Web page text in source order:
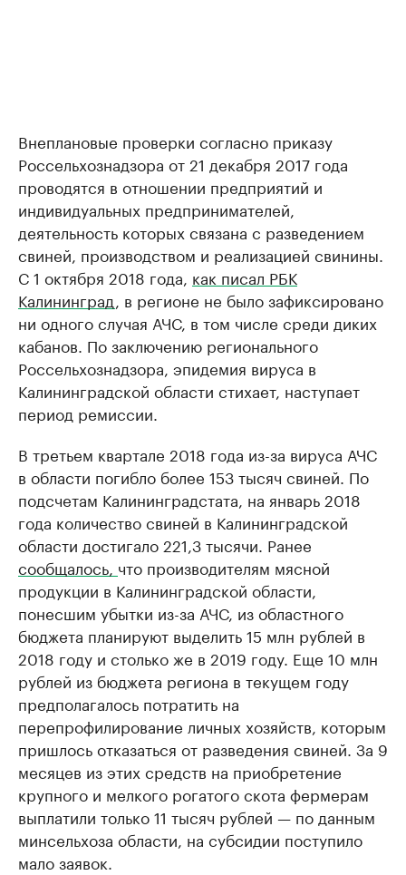
Внеплановые проверки согласно приказу
Россельхознадзора от 21 декабря 2017 года
проводятся в отношении предприятий и
индивидуальных предпринимателей,
деятельность которых связана с разведением
свиней, производством и реализацией свинины.
С 1 октября 2018 года, как писал РБК
Калининград , в регионе не было зафиксировано
ни одного случая АЧС, в том числе среди диких
кабанов. По заключению регионального
Россельхознадзора, эпидемия вируса в
Калининградской области стихает, наступает
период ремиссии.
В третьем квартале 2018 года из-за вируса АЧС
в области погибло более 153 тысяч свиней. По
подсчетам Калининградстата, на январь 2018
года количество свиней в Калининградской
области достигало 221,3 тысячи. Ранее
сообщалось, что производителям мясной
продукции в Калининградской области,
понесшим убытки из-за АЧС, из областного
бюджета планируют выделить 15 млн рублей в
2018 году и столько же в 2019 году. Еще 10 млн
рублей из бюджета региона в текущем году
предполагалось потратить на
перепрофилирование личных хозяйств, которым
пришлось отказаться от разведения свиней. За 9
месяцев из этих средств на приобретение
крупного и мелкого рогатого скота фермерам
выплатили только 11 тысяч рублей — по данным
минсельхоза области, на субсидии поступило
мало заявок.